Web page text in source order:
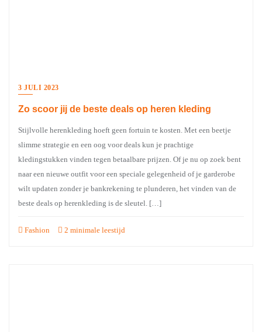
3 JULI 2023
Zo scoor jij de beste deals op heren kleding
Stijlvolle herenkleding hoeft geen fortuin te kosten. Met een beetje
slimme strategie en een oog voor deals kun je prachtige
kledingstukken vinden tegen betaalbare prijzen. Of je nu op zoek bent
naar een nieuwe outfit voor een speciale gelegenheid of je garderobe
wilt updaten zonder je bankrekening te plunderen, het vinden van de
beste deals op herenkleding is de sleutel. […]
Fashion 2 minimale leestijd